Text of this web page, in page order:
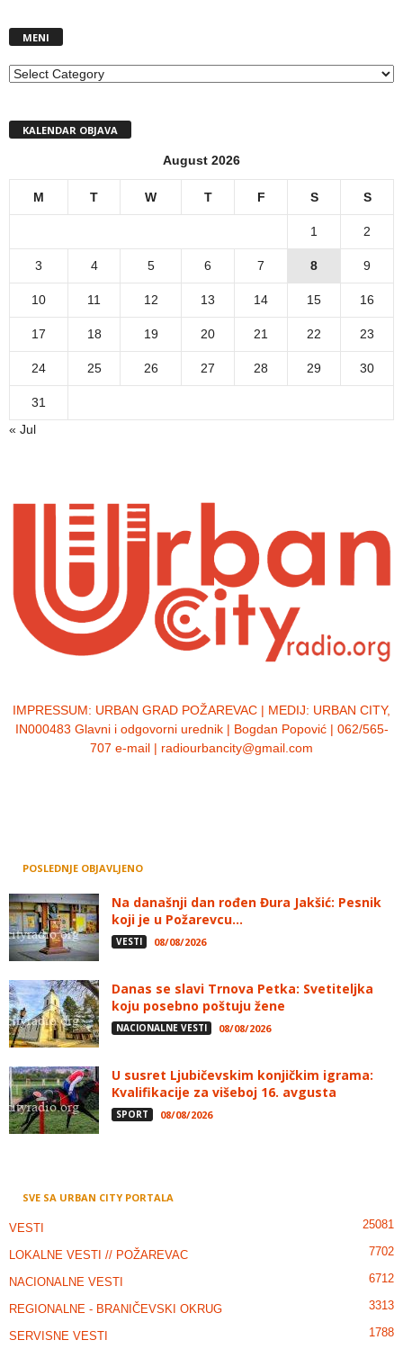
MENI
MENI
KALENDAR OBJAVA
August 2026
M T W T F S S
1 2
3 4 5 6 7 8 9
10 11 12 13 14 15 16
17 18 19 20 21 22 23
24 25 26 27 28 29 30
31
« Jul
IMPRESSUM: URBAN GRAD POŽAREVAC | MEDIJ: URBAN CITY,
IN000483 Glavni i odgovorni urednik | Bogdan Popović | 062/565-
707 e-mail | radiourbancity@gmail.com
POSLEDNJE OBJAVLJENO
Na današnji dan rođen Đura Jakšić: Pesnik
koji je u Požarevcu...
VESTI 08/08/2026
Danas se slavi Trnova Petka: Svetiteljka
koju posebno poštuju žene
NACIONALNE VESTI 08/08/2026
U susret Ljubičevskim konjičkim igrama:
Kvalifikacije za višeboj 16. avgusta
SPORT 08/08/2026
SVE SA URBAN CITY PORTALA
VESTI 25081
LOKALNE VESTI // POŽAREVAC 7702
NACIONALNE VESTI 6712
REGIONALNE - BRANIČEVSKI OKRUG 3313
SERVISNE VESTI 1788